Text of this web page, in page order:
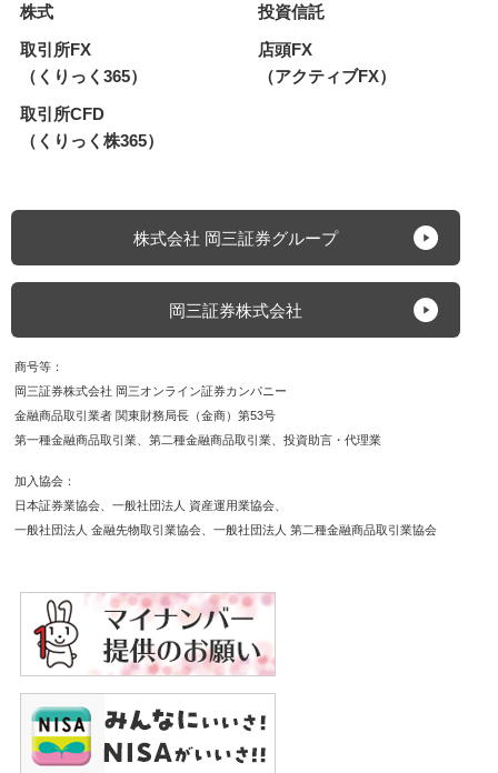
株式
投資信託
取引所FX
（くりっく365）
店頭FX
（アクティブFX）
取引所CFD
（くりっく株365）
株式会社 岡三証券グループ
岡三証券株式会社
商号等
岡三証券株式会社 岡三オンライン証券カンパニー
金融商品取引業者 関東財務局長（金商）第53号
第一種金融商品取引業
第二種金融商品取引業 投資助言・代理業
加入協会
日本証券業協会
一般社団法人 資産運用業協会
一般社団法人 金融先物取引業協会
一般社団法人 第二種金融商品取引業協会